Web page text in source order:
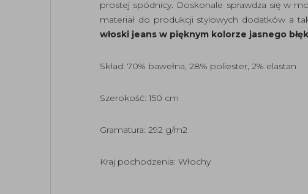
prostej spódnicy. Doskonale sprawdza się w
materiał do produkcji stylowych dodatków a
włoski jeans w pięknym kolorze jasnego
Skład: 70% bawełna, 28% poliester, 2% elastan
Szerokość: 150 cm
Gramatura: 292 g/m2
Kraj pochodzenia: Włochy